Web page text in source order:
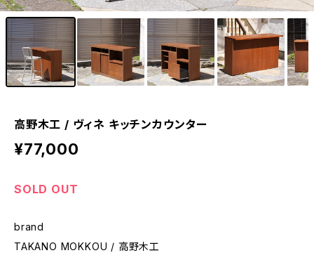
高野木工 / ヴィネ キッチンカウンター
¥77,000
SOLD OUT
brand
TAKANO MOKKOU / 高野木工